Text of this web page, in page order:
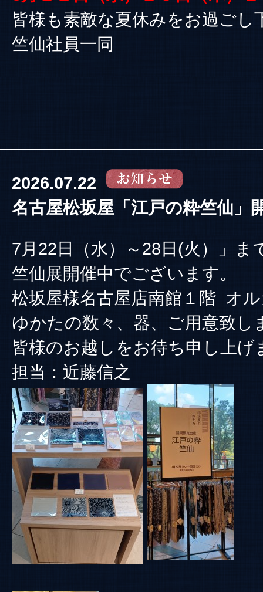
皆様も素敵な夏休みをお過ごし
竺仙社員一同
2026.07.22
名古屋松坂屋「江戸の粋竺仙」
7月22日（水）～28日(火）」ま
竺仙展開催中でございます。
松坂屋様名古屋店南館１階 オ
ゆかたの数々、器、ご用意致し
皆様のお越しをお待ち申し上げ
担当：近藤信之